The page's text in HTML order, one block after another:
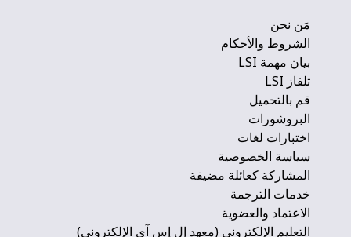
مَن نحن
الشروط والأحكام
بيان مهمة LSI
تلفاز LSI
قم بالتحميل
البروشورات
اختبارات لغات
سياسة الخصوصية
المشاركة كعائلة مضيفة
خدمات الترجمة
الاعتماد والعضوية
التعليم الإلكتروني (معهد إل إس آي الإلكتروني)